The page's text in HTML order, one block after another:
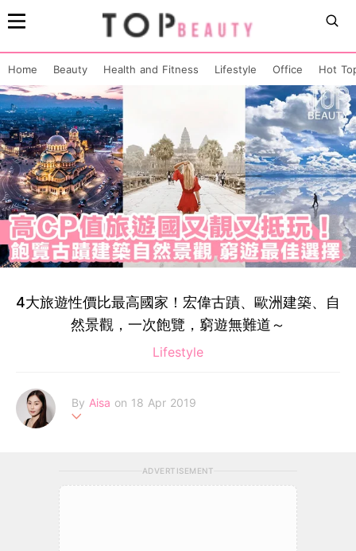
Home Beauty Health and Fitness Lifestyle Office Hot
4大旅遊性價比最高國家！宏偉古蹟、歐洲建築、自
然景觀，一次飽覽，窮遊無難道～
Lifestyle
By Aisa on 18 Apr 2019
ADVERTISEMENT